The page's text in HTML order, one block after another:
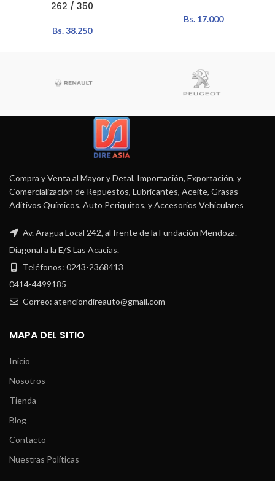
262 / 350
Bs.38.250
Bs.17.000
Compra y Venta al Mayor y Detal, Importación, Exportación, y
Comercialización de Repuestos, Lubricantes, Aceite, Grasas
Aditivos Químicos, Auto Periquitos, y Accesorios Vehiculares
Av. Aragua Local 242, al frente de la Fundación Mendoza.
Diagonal a la E/S Las Acacias.
Teléfonos: 0243-2368413
0414-4499185
Correo: atenciondireauto@gmail.com
MAPA DEL SITIO
Inicio
Nosotros
Tienda
Blog
Contacto
Nuestras Políticas